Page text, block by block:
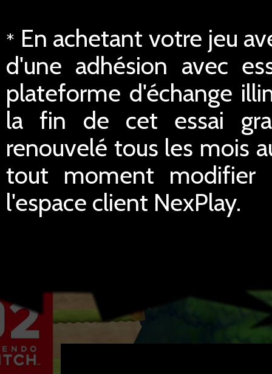
* En achetant votre jeu
d'une adhésion avec
plateforme d'échange
la fin de cet essai
renouvelé tous les mois
tout moment modifier
l'espace client NexPlay.